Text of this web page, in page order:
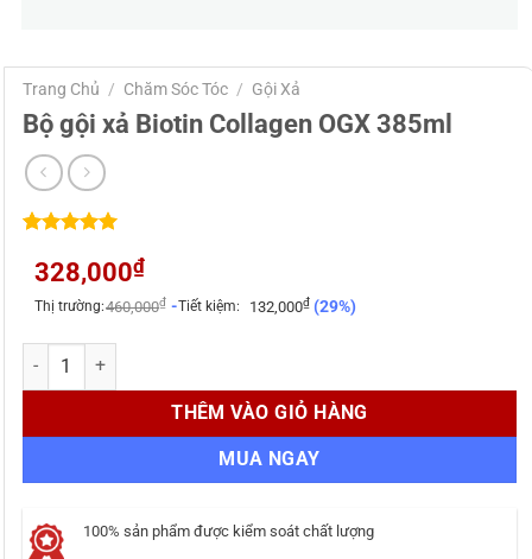
Trang Chủ / Chăm Sóc Tóc / Gội Xả
Bộ gội xả Biotin Collagen OGX 385ml
dựa trên
đánh giá
328,000₫
Thị trường:460,000₫ -Tiết kiệm: 132,000₫(29%)
Bộ gội xả Biotin Collagen OGX 385ml số lượng
THÊM VÀO GIỎ HÀNG
MUA NGAY
100% sản phẩm được kiểm soát chất lượng